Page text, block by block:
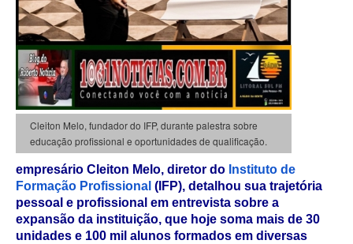
Cleiton Melo, fundador do IFP, durante palestra sobre
educação profissional e oportunidades de qualificação.
empresário Cleiton Melo, diretor do Instituto de
Formação Profissional (IFP), detalhou sua trajetória
pessoal e profissional em entrevista sobre a
expansão da instituição, que hoje soma mais de 30
unidades e 100 mil alunos formados em diversas